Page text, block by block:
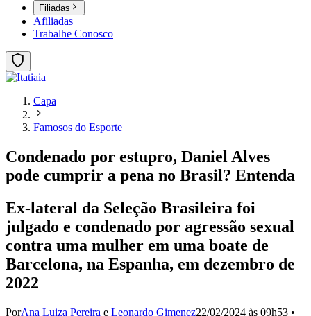
Filiadas
Afiliadas
Trabalhe Conosco
Capa
Famosos do Esporte
Condenado por estupro, Daniel Alves
pode cumprir a pena no Brasil? Entenda
Ex-lateral da Seleção Brasileira foi
julgado e condenado por agressão sexual
contra uma mulher em uma boate de
Barcelona, na Espanha, em dezembro de
2022
PorAna Luiza Pereira e Leonardo Gimenez22/02/2024 às 09h53 •